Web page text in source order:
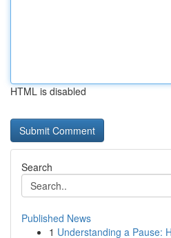
HTML is disabled
Search
Published News
1 Understanding a Pause: